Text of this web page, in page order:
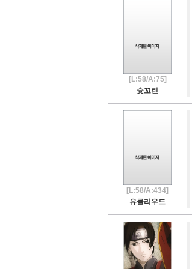
[L:58/A:75]
슛꼬린
[L:58/A:434]
유클리우드